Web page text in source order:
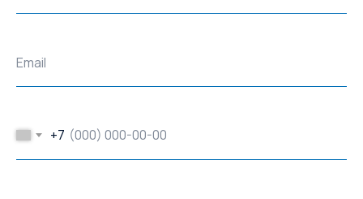
Email
+7